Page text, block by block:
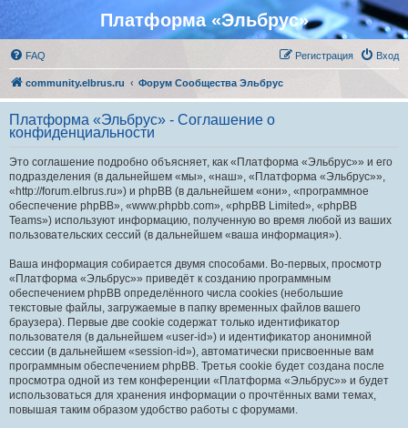
Платформа «Эльбрус»
FAQ Вход
Регистрация
community.elbrus.ru Форум Сообщества Эльбрус
Платформа «Эльбрус» - Соглашение о
конфиденциальности
Это соглашение подробно объясняет, как «Платформа «Эльбрус»» и его
подразделения (в дальнейшем «мы», «наш», «Платформа «Эльбрус»»,
«http://forum.elbrus.ru») и phpBB (в дальнейшем «они», «программное
обеспечение phpBB», «www.phpbb.com», «phpBB Limited», «phpBB
Teams») используют информацию, полученную во время любой из ваших
пользовательских сессий (в дальнейшем «ваша информация»).
Ваша информация собирается двумя способами. Во-первых, просмотр
«Платформа «Эльбрус»» приведёт к созданию программным
обеспечением phpBB определённого числа cookies (небольшие
текстовые файлы, загружаемые в папку временных файлов вашего
браузера). Первые две cookie содержат только идентификатор
пользователя (в дальнейшем «user-id») и идентификатор анонимной
сессии (в дальнейшем «session-id»), автоматически присвоенные вам
программным обеспечением phpBB. Третья cookie будет создана после
просмотра одной из тем конференции «Платформа «Эльбрус»» и будет
использоваться для хранения информации о прочтённых вами темах,
повышая таким образом удобство работы с форумами.